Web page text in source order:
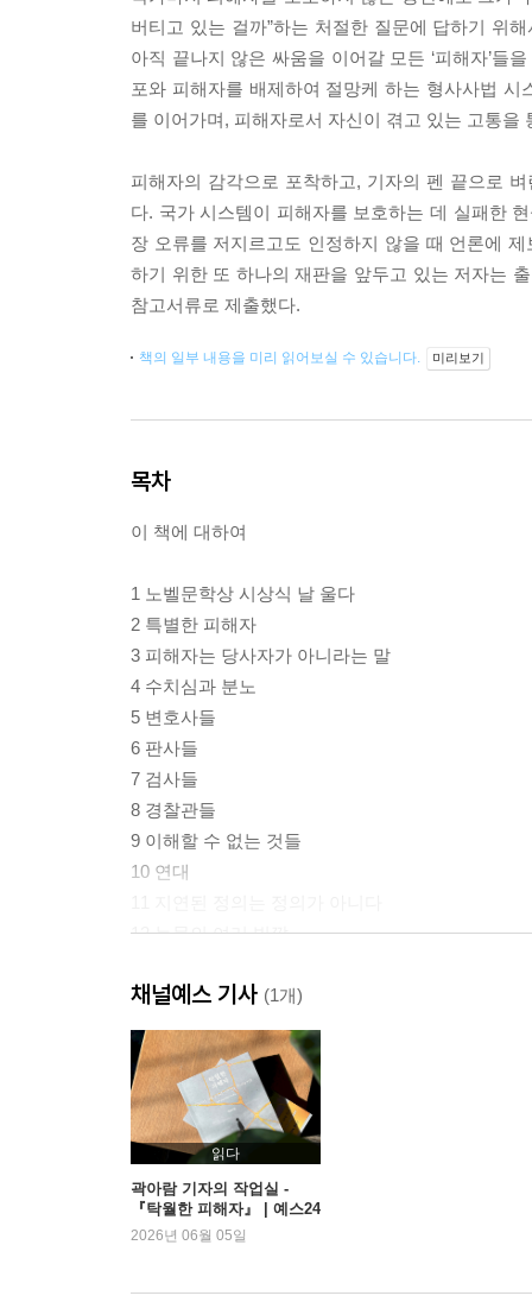
버티고 있는 걸까”하는 처절한 질문에 답하기 위
아직 끝나지 않은 싸움을 이어갈 모든 ‘피해자’들
포와 피해자를 배제하여 절망케 하는 형사사법
를 이어가며, 피해자로서 자신이 겪고 있는 고통을
피해자의 감각으로 포착하고, 기자의 펜 끝으로
다. 국가 시스템이 피해자를 보호하는 데 실패한
장 오류를 저지르고도 인정하지 않을 때 언론에
하기 위한 또 하나의 재판을 앞두고 있는 저자는
참고서류로 제출했다.
책의 일부 내용을 미리 읽어보실 수 있습니다. 미리보기
목차
이 책에 대하여
1 노벨문학상 시상식 날 울다
2 특별한 피해자
3 피해자는 당사자가 아니라는 말
4 수치심과 분노
5 변호사들
6 판사들
7 검사들
8 경찰관들
9 이해할 수 없는 것들
10 연대
12 눈물의 여러 빛깔
에필로그: 끝나지 않은 이야기
감사의 말
부록: 이 책을 좀 더 잘 이해하기 위한 형사사건 법
사건일지
주
참고문헌
채널예스 기사 (1개)
읽다
곽아람 기자의 작업실 -
『탁월한 피해자』 | 예스24
2026년 06월 05일